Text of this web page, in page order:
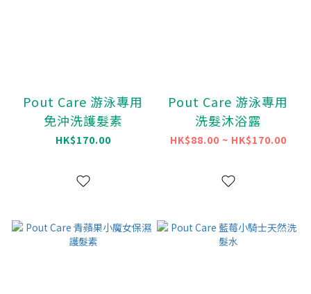
Pout Care 游泳專用
免沖洗護髮素
HK$170.00
Pout Care 游泳專用
洗髮沐浴露
HK$88.00 ~ HK$170.00